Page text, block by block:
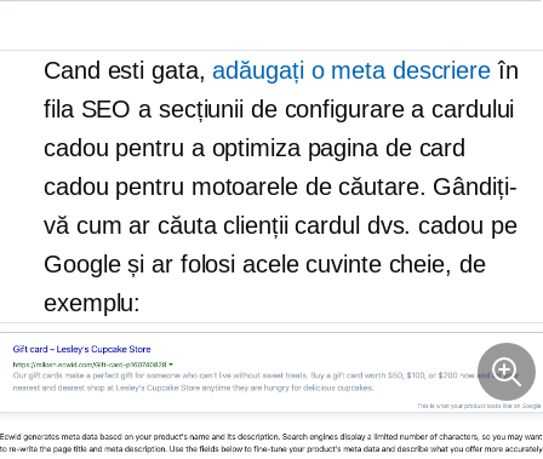
Cand esti gata,adăugați o meta descriereîn
fila SEO a secțiunii de configurare a cardului
cadou pentru a optimiza pagina de card
cadou pentru motoarele de căutare. Gândiți-
vă cum ar căuta clienții cardul dvs. cadou pe
Google și ar folosi acele cuvinte cheie, de
exemplu: